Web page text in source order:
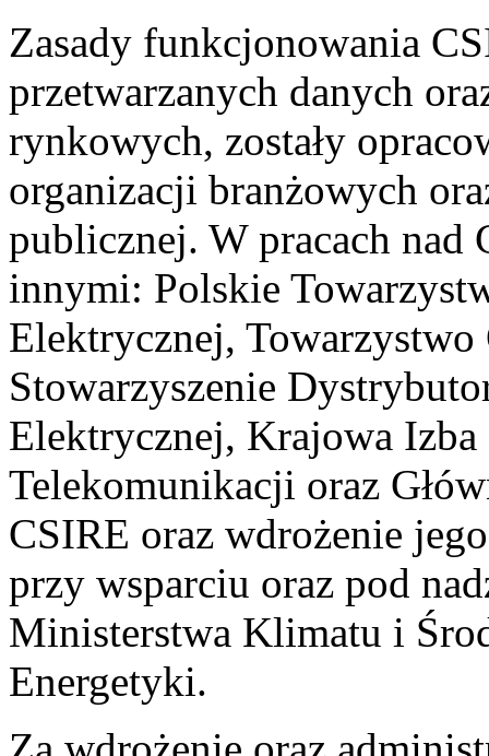
Zasady funkcjonowania
przetwarzanych danych
rynkowych, zostały
organizacji branżowych
publicznej. W pracach nad
innymi: Polskie
Elektrycznej,
Stowarzyszenie
Elektrycznej, Krajowa
Telekomunikacji oraz
CSIRE oraz wdrożenie
przy wsparciu oraz pod
Ministerstwa Klimatu i
Energetyki.